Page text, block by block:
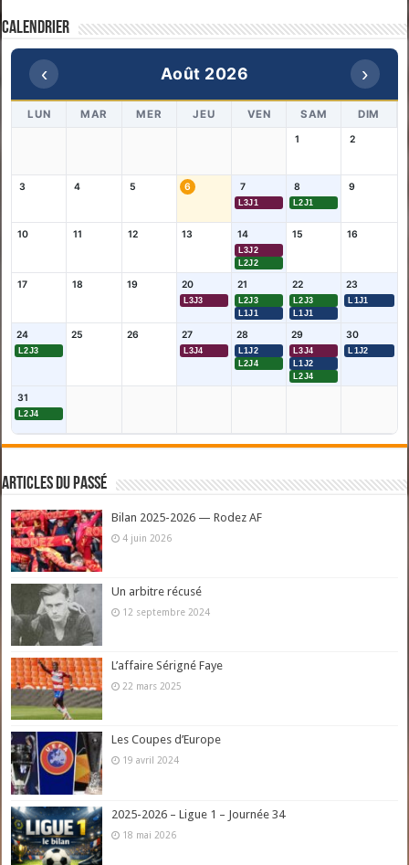
Calendrier
‹ Août 2026 ›
LUN MAR MER JEU VEN SAM DIM
1 2
3 4 5 6 7
L3J1
8
L2J1
9
10 11 12 13 14
L3J2
L2J2
15 16
17 18 19 20
L3J3
21
L2J3
L1J1
22
L2J3
L1J1
23
L1J1
24
L2J3
25 26 27
L3J4
28
L1J2
L2J4
29
L3J4
L1J2
L2J4
30
L1J2
31
L2J4
Articles du passé
Bilan 2025-2026 — Rodez AF
4 juin 2026
Un arbitre récusé
12 septembre 2024
L’affaire Sérigné Faye
22 mars 2025
Les Coupes d’Europe
19 avril 2024
2025-2026 – Ligue 1 – Journée 34
18 mai 2026